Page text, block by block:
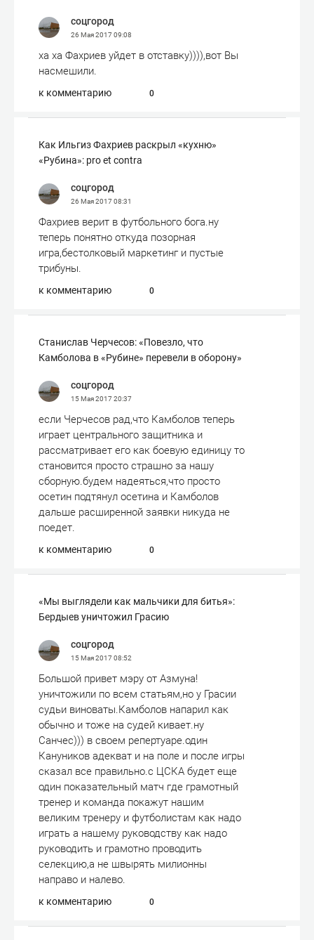
соцгород
26 Мая 201709:08
ха ха Фахриев уйдет в отставку)))),вот Вы
насмешили.
к комментарию 0
Как Ильгиз Фахриев раскрыл «кухню»
«Рубина»: pro et contra
соцгород
26 Мая 201708:31
Фахриев верит в футбольного бога.ну
теперь понятно откуда позорная
игра,бестолковый маркетинг и пустые
трибуны.
к комментарию 0
Станислав Черчесов: «Повезло, что
Камболова в «Рубине» перевели в оборону»
соцгород
15 Мая 201720:37
если Черчесов рад,что Камболов теперь
играет центрального защитника и
рассматривает его как боевую единицу то
становится просто страшно за нашу
сборную.будем надеяться,что просто
осетин подтянул осетина и Камболов
дальше расширенной заявки никуда не
поедет.
к комментарию 0
«Мы выглядели как мальчики для битья»:
Бердыев уничтожил Грасию
соцгород
15 Мая 201708:52
Большой привет мэру от Азмуна!
уничтожили по всем статьям,но у Грасии
судьи виноваты.Камболов напарил как
обычно и тоже на судей кивает.ну
Санчес))) в своем репертуаре.один
Кануников адекват и на поле и после игры
сказал все правильно.с ЦСКА будет еще
один показательный матч где грамотный
тренер и команда покажут нашим
великим тренеру и футболистам как надо
играть а нашему руководству как надо
руководить и грамотно проводить
селекцию,а не швырять милионны
направо и налево.
к комментарию 0